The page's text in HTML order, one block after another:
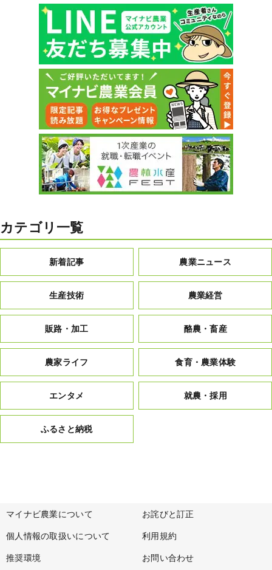
カテゴリ一覧
新着記事 農業ニュース
生産技術 農業経営
販路・加工 酪農・畜産
農家ライフ 食育・農業体験
エンタメ 就農・採用
ふるさと納税
マイナビ農業について お詫びと訂正
個人情報の取扱いについて 利用規約
推奨環境 お問い合わせ